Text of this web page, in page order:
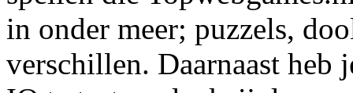
in onder meer; puzzels,
verschillen. Daarnaast